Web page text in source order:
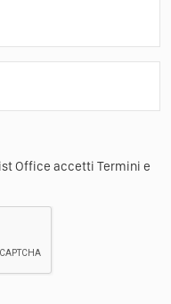
Office accetti Termini e